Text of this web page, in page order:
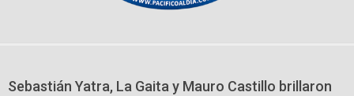
Sebastián Yatra, La Gaita y Mauro Castillo brillaron